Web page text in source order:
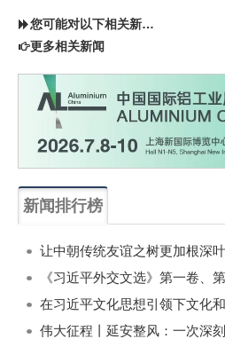
您可能对以下相关新闻同样感兴趣
更多相关新闻
新闻排行榜
《习近平外交文选》第一卷、